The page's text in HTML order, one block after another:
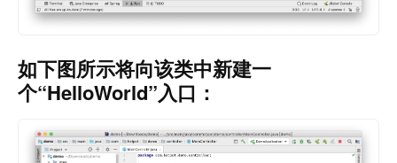
如下图所示将向该类中新建一
个“HelloWorld”入口：